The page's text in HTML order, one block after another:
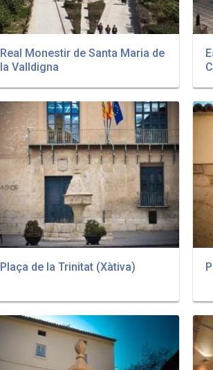
Real Monestir de Santa Maria de
la Valldigna
Plaça de la Trinitat (Xàtiva)